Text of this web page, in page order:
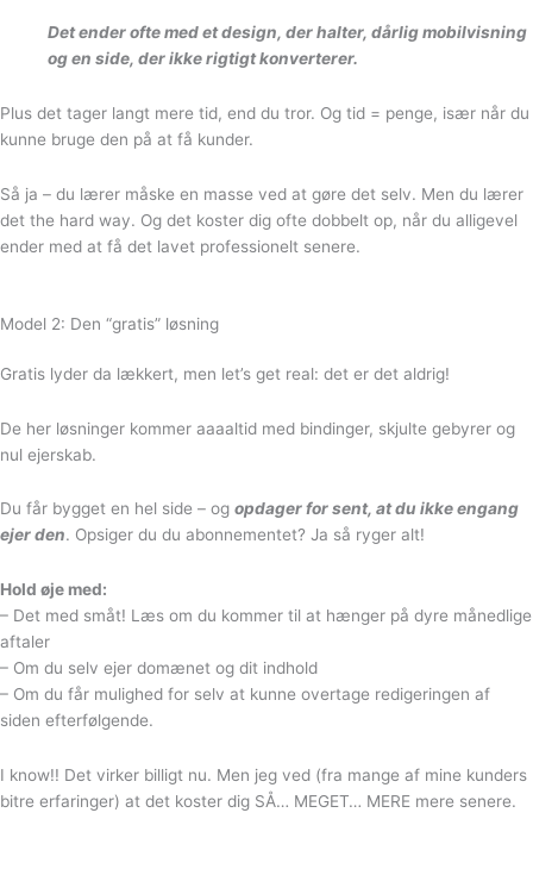
Det ender ofte med et design, der halter, dårlig mobilvisning
og en side, der ikke rigtigt konverterer.
Plus det tager langt mere tid, end du tror. Og tid = penge, især når du
kunne bruge den på at få kunder.
Så ja – du lærer måske en masse ved at gøre det selv. Men du lærer
det the hard way. Og det koster dig ofte dobbelt op, når du alligevel
ender med at få det lavet professionelt senere.
Model 2: Den “gratis” løsning
Gratis lyder da lækkert, men let’s get real: det er det aldrig!
De her løsninger kommer aaaaltid med bindinger, skjulte gebyrer og
nul ejerskab.
Du får bygget en hel side – og opdager for sent, at du ikke engang
ejer den. Opsiger du du abonnementet? Ja så ryger alt!
Hold øje med:
– Det med småt! Læs om du kommer til at hænger på dyre månedlige
aftaler
– Om du selv ejer domænet og dit indhold
– Om du får mulighed for selv at kunne overtage redigeringen af
siden efterfølgende.
I know!! Det virker billigt nu. Men jeg ved (fra mange af mine kunders
bitre erfaringer) at det koster dig SÅ… MEGET… MERE mere senere.